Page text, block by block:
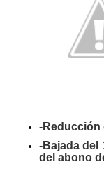
-Reducción
-Bajada del
del abono